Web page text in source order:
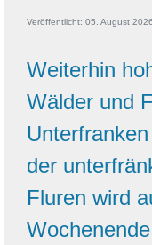
Veröffentlicht: 05. August 2026
Weiterhin
Wälder und
der
Fluren wird